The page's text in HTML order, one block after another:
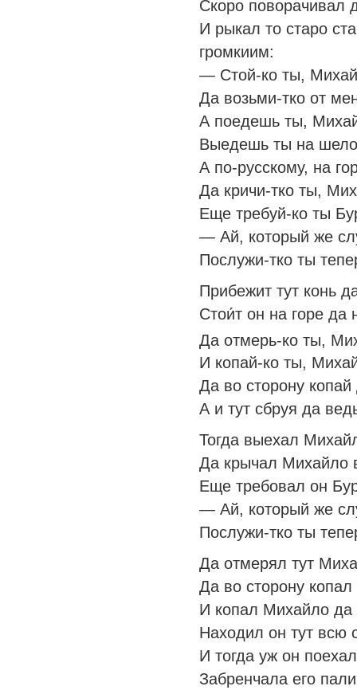
Скоро поворачивал
И рыкал то старо
громкиим:
— Стой-ко ты,
Да возьми-тко от
А поедешь ты,
Выедешь ты на
А по-русскому, на
Да кричи-тко ты,
Еще требуй-ко ты
— Ай, который же
Послужи-тко ты
Прибежит тут конь
Стои́т он на горе да
Да отмерь-ко ты,
И копай-ко ты,
Да во сторону
А и тут сбруя да
Тогда выехал
Да крычал Михайло
Еще требовал он
— Ай, который же
Послужи-тко ты
Да отмерял тут
Да во сторону
И копал Михайло
Находил он тут всю
И тогда уж он
Забренчала его